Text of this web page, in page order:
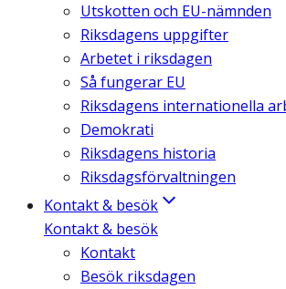
Utskotten och EU-nämnden
Riksdagens uppgifter
Arbetet i riksdagen
Så fungerar EU
Riksdagens internationella
Demokrati
Riksdagens historia
Riksdagsförvaltningen
Kontakt & besök
Kontakt & besök
Kontakt
Besök riksdagen